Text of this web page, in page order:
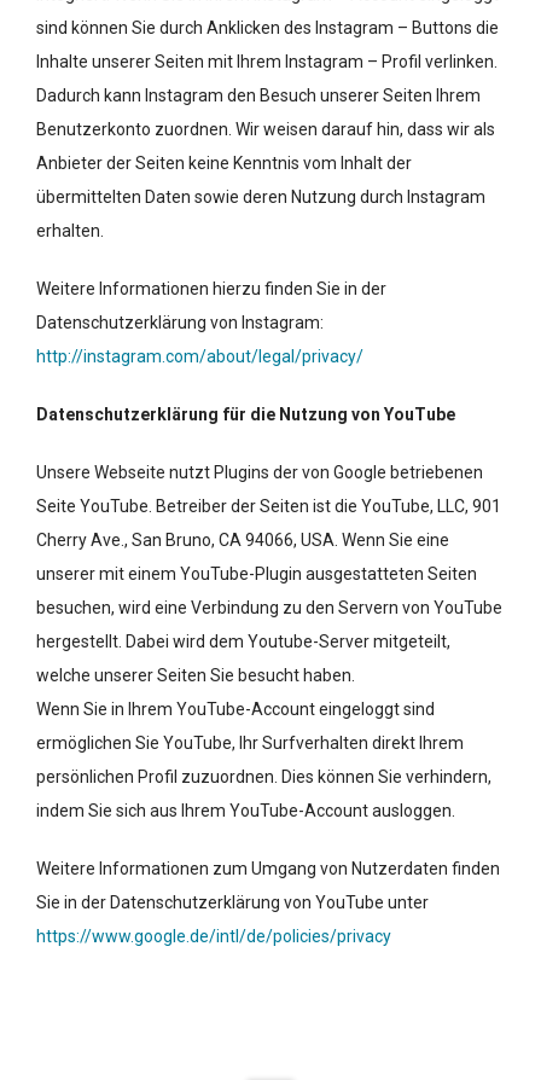
sind können Sie durch Anklicken des Instagram – Buttons die
Inhalte unserer Seiten mit Ihrem Instagram – Profil verlinken.
Dadurch kann Instagram den Besuch unserer Seiten Ihrem
Benutzerkonto zuordnen. Wir weisen darauf hin, dass wir als
Anbieter der Seiten keine Kenntnis vom Inhalt der
übermittelten Daten sowie deren Nutzung durch Instagram
erhalten.
Weitere Informationen hierzu finden Sie in der
Datenschutzerklärung von Instagram:
http://instagram.com/about/legal/privacy/
Datenschutzerklärung für die Nutzung von YouTube
Unsere Webseite nutzt Plugins der von Google betriebenen
Seite YouTube. Betreiber der Seiten ist die YouTube, LLC, 901
Cherry Ave., San Bruno, CA 94066, USA. Wenn Sie eine
unserer mit einem YouTube-Plugin ausgestatteten Seiten
besuchen, wird eine Verbindung zu den Servern von YouTube
hergestellt. Dabei wird dem Youtube-Server mitgeteilt,
welche unserer Seiten Sie besucht haben.
Wenn Sie in Ihrem YouTube-Account eingeloggt sind
ermöglichen Sie YouTube, Ihr Surfverhalten direkt Ihrem
persönlichen Profil zuzuordnen. Dies können Sie verhindern,
indem Sie sich aus Ihrem YouTube-Account ausloggen.
Weitere Informationen zum Umgang von Nutzerdaten finden
Sie in der Datenschutzerklärung von YouTube unter
https://www.google.de/intl/de/policies/privacy